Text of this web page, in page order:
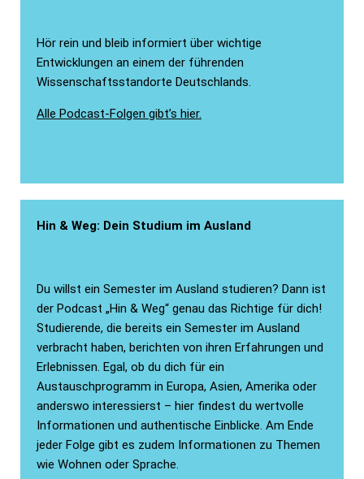
Hör rein und bleib informiert über wichtige
Entwicklungen an einem der führenden
Wissenschaftsstandorte Deutschlands.
Alle Podcast-Folgen gibt’s hier.
Hin & Weg: Dein Studium im Ausland
Du willst ein Semester im Ausland studieren? Dann ist
der Podcast „Hin & Weg“ genau das Richtige für dich!
Studierende, die bereits ein Semester im Ausland
verbracht haben, berichten von ihren Erfahrungen und
Erlebnissen. Egal, ob du dich für ein
Austauschprogramm in Europa, Asien, Amerika oder
anderswo interessierst – hier findest du wertvolle
Informationen und authentische Einblicke. Am Ende
jeder Folge gibt es zudem Informationen zu Themen
wie Wohnen oder Sprache.